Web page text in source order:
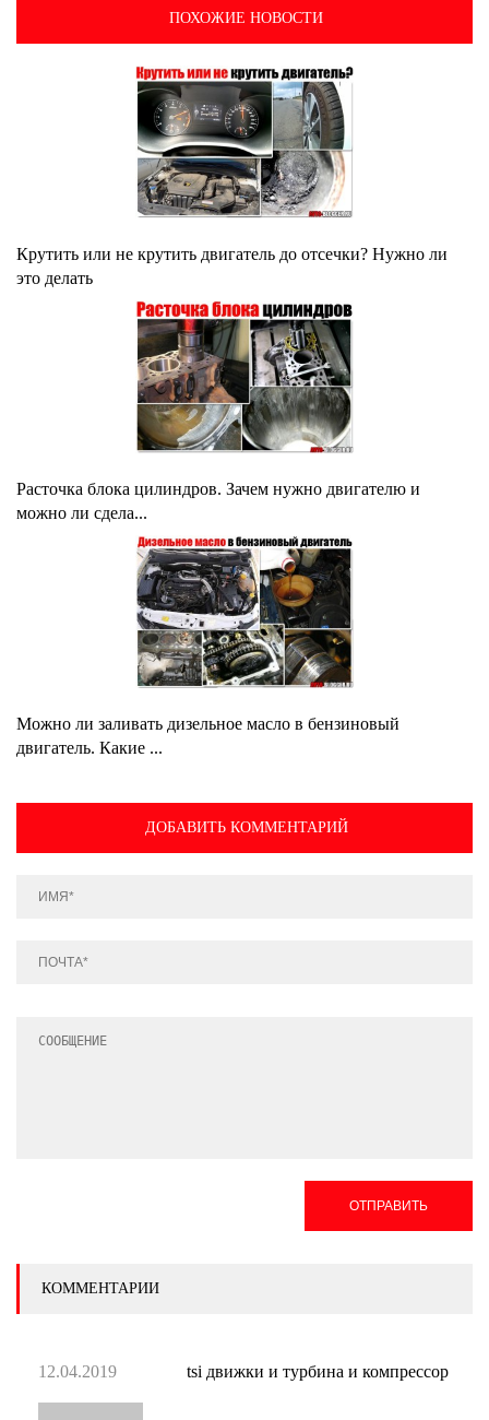
ПОХОЖИЕ НОВОСТИ
Крутить или не крутить двигатель до отсечки? Нужно ли
это делать
Расточка блока цилиндров. Зачем нужно двигателю и
можно ли сдела...
Можно ли заливать дизельное масло в бензиновый
двигатель. Какие ...
ДОБАВИТЬ КОММЕНТАРИЙ
ОТПРАВИТЬ
КОММЕНТАРИИ
12.04.2019 tsi движки и турбина и компрессор